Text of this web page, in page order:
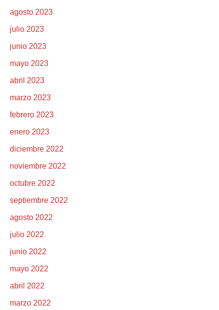
agosto 2023
julio 2023
junio 2023
mayo 2023
abril 2023
marzo 2023
febrero 2023
enero 2023
diciembre 2022
noviembre 2022
octubre 2022
septiembre 2022
agosto 2022
julio 2022
junio 2022
mayo 2022
abril 2022
marzo 2022